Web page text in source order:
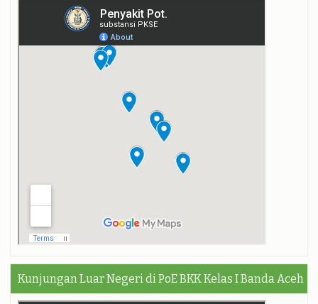
Kunjungan Luar Negeri di PoE BKK Kelas I Banda Aceh